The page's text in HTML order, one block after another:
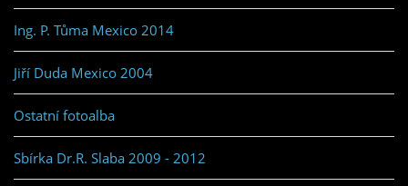
Ing. P. Tůma Mexico 2014
Jiří Duda Mexico 2004
Ostatní fotoalba
Sbírka Dr.R. Slaba 2009 - 2012